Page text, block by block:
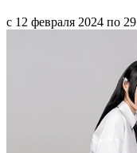
с 12 февраля 2024 по